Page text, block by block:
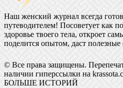
Наш женский журнал всегда
путеводителем! Посоветует как
здоровье твоего тела, откроет
поделится опытом, даст полезные
© Все права защищены.
наличии гиперссылки на
БОЛЬШЕ ИСТОРИЙ